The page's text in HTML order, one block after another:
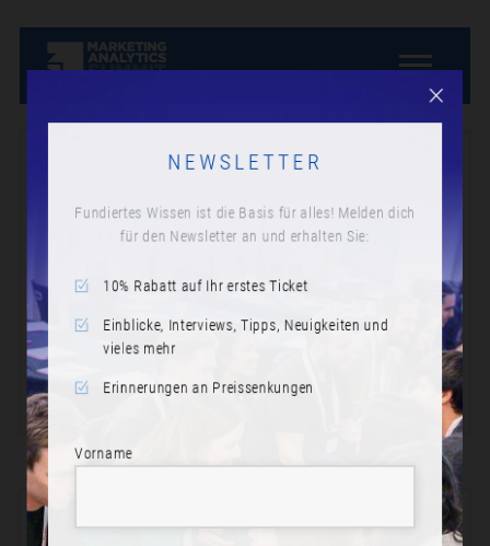
RAUMWECHSEL
Datum:
Montag, 18. November 2024
Zeit:
11:35
NEWSLETTER
Fundiertes Wissen ist die Basis für alles! Melden dich
für den Newsletter an und erhalten Sie:
10% Rabatt auf Ihr erstes Ticket
Einblicke, Interviews, Tipps, Neuigkeiten und
vieles mehr
Erinnerungen an Preissenkungen
Vorname